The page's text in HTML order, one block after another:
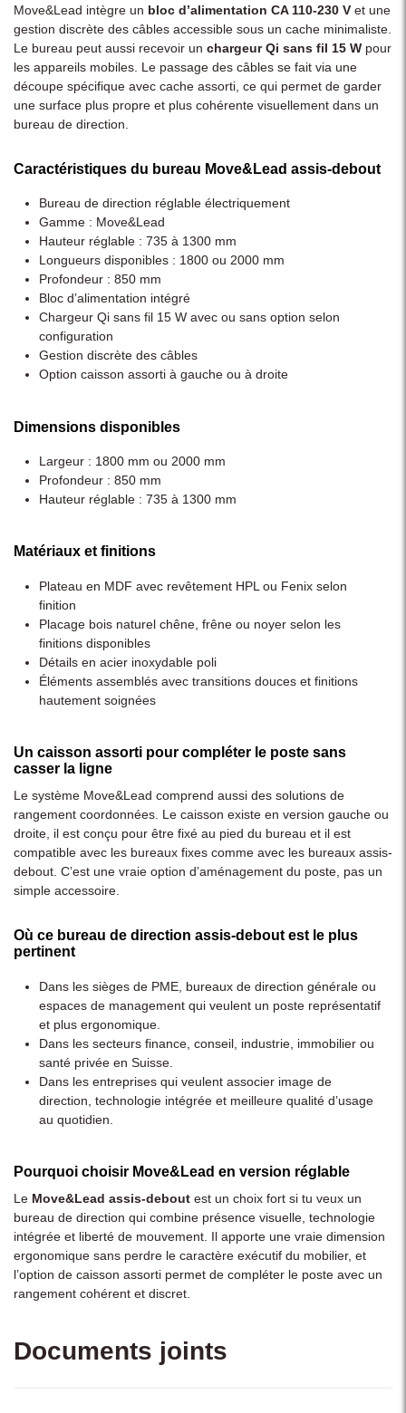
Move&Lead intègre un bloc d’alimentation CA 110-230 V et une
gestion discrète des câbles accessible sous un cache minimaliste.
Le bureau peut aussi recevoir un chargeur Qi sans fil 15 W pour
les appareils mobiles. Le passage des câbles se fait via une
découpe spécifique avec cache assorti, ce qui permet de garder
une surface plus propre et plus cohérente visuellement dans un
bureau de direction.
Caractéristiques du bureau Move&Lead assis-debout
Bureau de direction réglable électriquement
Gamme : Move&Lead
Hauteur réglable : 735 à 1300 mm
Longueurs disponibles : 1800 ou 2000 mm
Profondeur : 850 mm
Bloc d’alimentation intégré
Chargeur Qi sans fil 15 W avec ou sans option selon
configuration
Gestion discrète des câbles
Option caisson assorti à gauche ou à droite
Dimensions disponibles
Largeur : 1800 mm ou 2000 mm
Profondeur : 850 mm
Hauteur réglable : 735 à 1300 mm
Matériaux et finitions
Plateau en MDF avec revêtement HPL ou Fenix selon
finition
Placage bois naturel chêne, frêne ou noyer selon les
finitions disponibles
Détails en acier inoxydable poli
Éléments assemblés avec transitions douces et finitions
hautement soignées
Un caisson assorti pour compléter le poste sans
casser la ligne
Le système Move&Lead comprend aussi des solutions de
rangement coordonnées. Le caisson existe en version gauche ou
droite, il est conçu pour être fixé au pied du bureau et il est
compatible avec les bureaux fixes comme avec les bureaux assis-
debout. C’est une vraie option d’aménagement du poste, pas un
simple accessoire.
Où ce bureau de direction assis-debout est le plus
pertinent
Dans les sièges de PME, bureaux de direction générale ou
espaces de management qui veulent un poste représentatif
et plus ergonomique.
Dans les secteurs finance, conseil, industrie, immobilier ou
santé privée en Suisse.
Dans les entreprises qui veulent associer image de
direction, technologie intégrée et meilleure qualité d’usage
au quotidien.
Pourquoi choisir Move&Lead en version réglable
Le Move&Lead assis-debout est un choix fort si tu veux un
bureau de direction qui combine présence visuelle, technologie
intégrée et liberté de mouvement. Il apporte une vraie dimension
ergonomique sans perdre le caractère exécutif du mobilier, et
l’option de caisson assorti permet de compléter le poste avec un
rangement cohérent et discret.
Documents joints